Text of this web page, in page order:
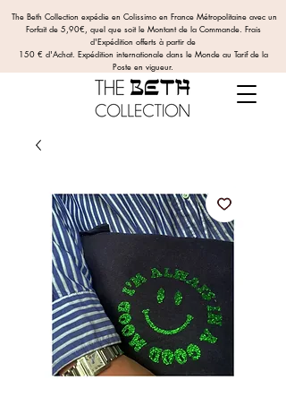
The Beth Collection expédie en Colissimo en France Métropolitaine avec un
Forfait de 5,90€, quel que soit le Montant de la Commande. Frais
d'Expédition offerts à partir de
150 € d'Achat. Expédition internationale dans le Monde au Tarif de la
Poste en vigueur.